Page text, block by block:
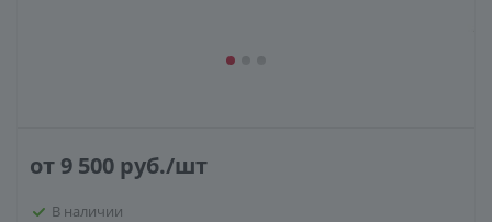
от 9 500 руб./шт
В наличии